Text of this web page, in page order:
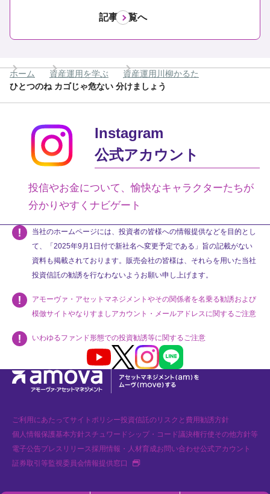
記事一覧へ
ホーム 資産運用を学ぶ
資産運用川柳かるた
ひとつのね カゴじゃ危ない 分けましょう
Instagram
公式アカウント
投信やお金について、愉快なキャラクターたちが
分かりやすくナビゲート
当社のホームページには、投資者の皆様への情報提供などを目的とし
て、「2025年9月1日付で新社名へ変更予定である」旨の記載がない
資料も掲載されております。販売会社の皆様は、それらを用いた当社
投資信託の勧誘を行なわないようお願い申し上げます。
アモーヴァ・アセットマネジメントやその関係者を名乗る勧誘および
模倣サイトやなりすましアカウント・メールアドレスに関するご注意
いわゆるファンド形態での投資勧誘等に関するご注意
Youtube X InstagramLINE
ご利用にあたってサイトポリシー投資信託のリスクと費用勧誘方針
個人情報保護基本方針スチュワードシップ・コード議決権行使その他方針等
電子公告プレスリリース採用情報・人材育成お問い合わせ公式アカウント
証券取引等監視委員会情報提供窓口